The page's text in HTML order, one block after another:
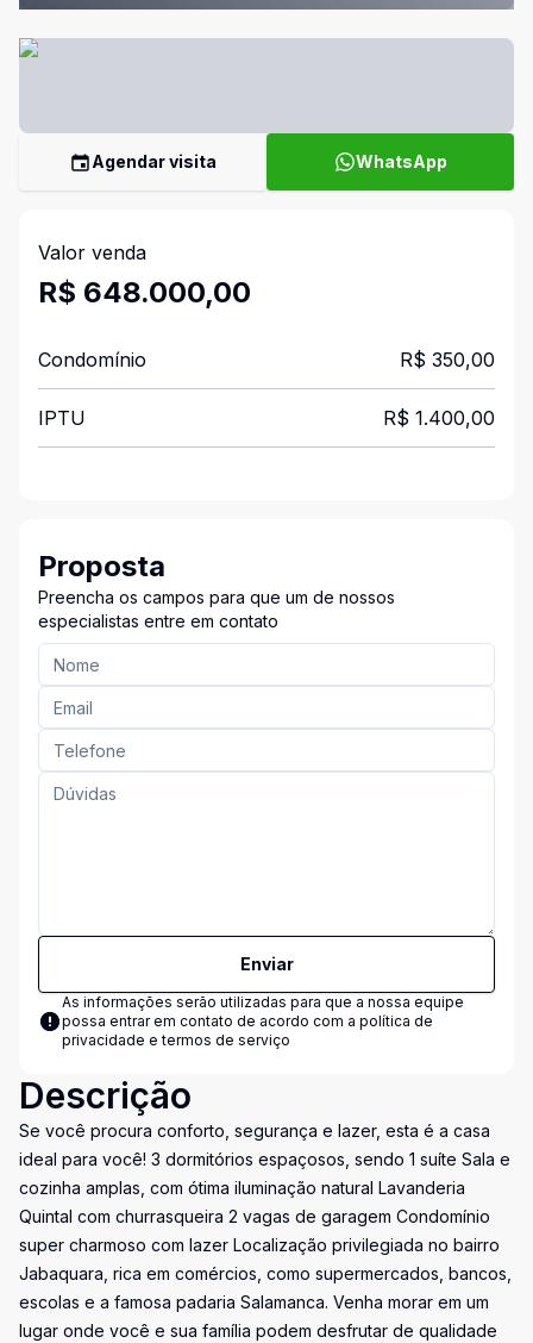
Agendar visita WhatsApp
Valor venda
R$ 648.000,00
Condomínio R$ 350,00
IPTU R$ 1.400,00
Proposta
Preencha os campos para que um de nossos
especialistas entre em contato
Enviar
As informações serão utilizadas para que a nossa equipe
possa entrar em contato de acordo com a política de
privacidade e termos de serviço
Descrição
Se você procura conforto, segurança e lazer, esta é a casa
ideal para você! 3 dormitórios espaçosos, sendo 1 suíte Sala e
cozinha amplas, com ótima iluminação natural Lavanderia
Quintal com churrasqueira 2 vagas de garagem Condomínio
super charmoso com lazer Localização privilegiada no bairro
Jabaquara, rica em comércios, como supermercados, bancos,
escolas e a famosa padaria Salamanca. Venha morar em um
lugar onde você e sua família podem desfrutar de qualidade